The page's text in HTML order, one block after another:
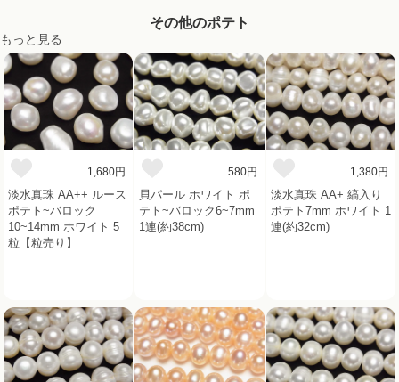
その他のポテト
もっと見る
1,680円
淡水真珠 AA++ ルース
ポテト~バロック
10~14mm ホワイト 5
粒【粒売り】
580円
貝パール ホワイト ポ
テト~バロック6~7mm
1連(約38cm)
1,380円
淡水真珠 AA+ 縞入り
ポテト7mm ホワイト 1
連(約32cm)